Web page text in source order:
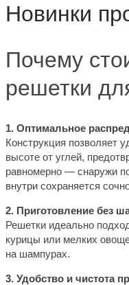
Новинки
Почему
решетки
1. Оптимальное
Конструкция позволяет
высоте от углей,
равномерно — снаружи
внутри сохраняется
2. Приготовление без
Решетки идеально
курицы или мелких
на шампурах.
3. Удобство и чистота